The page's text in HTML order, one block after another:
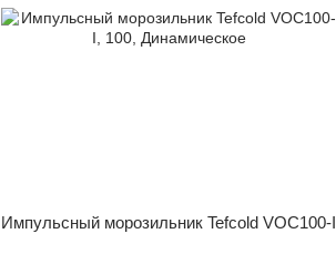
Импульсный морозильник Tefcold VOC100-I